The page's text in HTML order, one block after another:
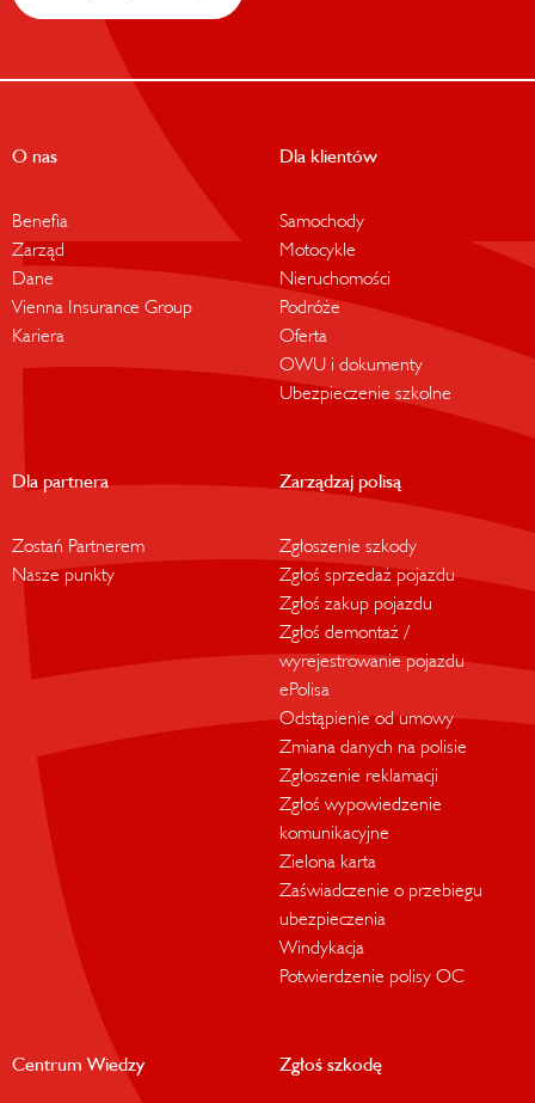
O nas
Benefia
Zarząd
Dane
Vienna Insurance Group
Kariera
Dla klientów
Samochody
Motocykle
Nieruchomości
Podróże
Oferta
OWU i dokumenty
Ubezpieczenie szkolne
Dla partnera
Zostań Partnerem
Nasze punkty
Zarządzaj polisą
Zgłoszenie szkody
Zgłoś sprzedaż pojazdu
Zgłoś zakup pojazdu
Zgłoś demontaż /
wyrejestrowanie pojazdu
ePolisa
Odstąpienie od umowy
Zmiana danych na polisie
Zgłoszenie reklamacji
Zgłoś wypowiedzenie
komunikacyjne
Zielona karta
Zaświadczenie o przebiegu
ubezpieczenia
Windykacja
Potwierdzenie polisy OC
Centrum Wiedzy Zgłoś szkodę